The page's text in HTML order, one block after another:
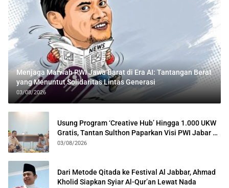
Menjaga Marwah PWI Jawa Barat di Era AI: Tantangan Berat
yang Menuntut Solidaritas Lintas Generasi
03/08/2026
Usung Program ‘Creative Hub’ Hingga 1.000 UKW
Gratis, Tantan Sulthon Paparkan Visi PWI Jabar di
Kota Bogor
03/08/2026
Dari Metode Qitada ke Festival Al Jabbar, Ahmad
Kholid Siapkan Syiar Al-Qur’an Lewat Nada